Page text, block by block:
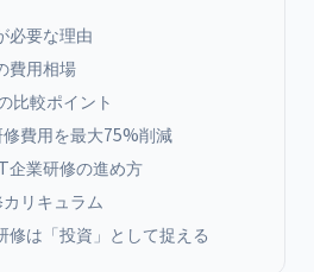
必要な理由
費用相場
比較ポイント
費用を最大75%削減
企業研修の進め方
リキュラム
修は「投資」として捉える